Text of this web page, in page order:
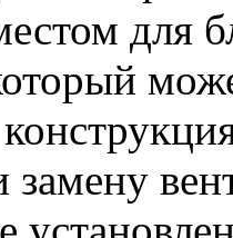
для
замену